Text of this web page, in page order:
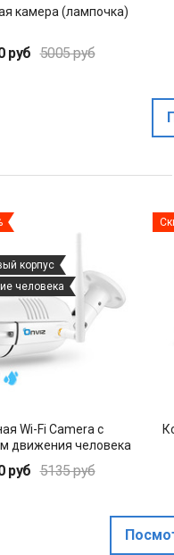
камера (лампочка)
руб 5005 руб
корпус
человека
Wi-Fi Camera с
движения человека
руб 5135 руб